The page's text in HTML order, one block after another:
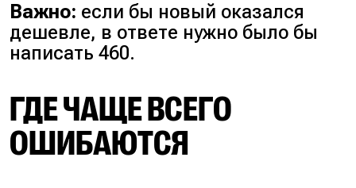
Важно: если бы новый оказался
дешевле, в ответе нужно было бы
написать 460.
ГДЕ ЧАЩЕ ВСЕГО
ОШИБАЮТСЯ